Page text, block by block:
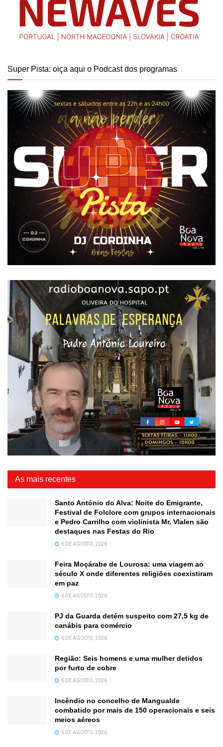
Super Pista: oiça aqui o Podcast dos programas
As mais recentes
Santo António do Alva: Noite do Emigrante,
Festival de Folclore com grupos internacionais
e Pedro Carrilho com violinista Mr. Vlalen são
destaques nas Festas do Rio
6 DE AGOSTO, 2026
Feira Moçárabe de Lourosa: uma viagem ao
século X onde diferentes religiões coexistiram
em paz
6 DE AGOSTO, 2026
PJ da Guarda detém suspeito com 27,5 kg de
canábis para comércio
6 DE AGOSTO, 2026
Região: Seis homens e uma mulher detidos
por furto de cobre
6 DE AGOSTO, 2026
Incêndio no concelho de Mangualde
combatido por mais de 150 operacionais e seis
meios aéreos
6 DE AGOSTO, 2026